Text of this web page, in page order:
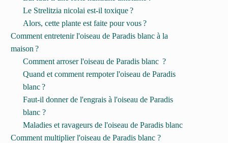
Le Strelitzia nicolai est-il toxique ?
Alors, cette plante est faite pour vous ?
Comment entretenir l'oiseau de Paradis blanc à la
maison ?
Comment arroser l'oiseau de Paradis blanc ?
Quand et comment rempoter l'oiseau de Paradis
blanc ?
Faut-il donner de l'engrais à l'oiseau de Paradis
blanc ?
Maladies et ravageurs de l'oiseau de Paradis blanc
Comment multiplier l'oiseau de Paradis blanc ?